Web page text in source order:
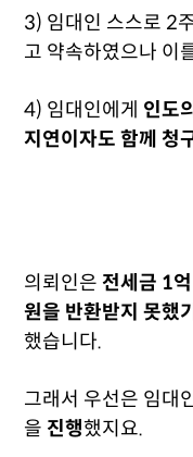
3) 임대인 스스로 2
고 약속하였으나 이
4) 임대인에게 인도
지연이자도 함께 청
의뢰인은전세금 1
원을 반환받지 못했
했습니다.
그래서 우선은 임대
을 진행했지요.